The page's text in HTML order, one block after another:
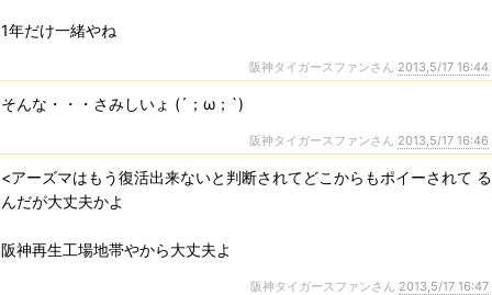
1年だけ一緒やね
阪神タイガースファンさん 2013,5/17 16:44
そんな・・・さみしいょ (´；ω；`)
阪神タイガースファンさん 2013,5/17 16:46
<アーズマはもう復活出来ないと判断されてどこからもポイーされて る
んだが大丈夫かよ
阪神再生工場地帯やから大丈夫よ
阪神タイガースファンさん 2013,5/17 16:47